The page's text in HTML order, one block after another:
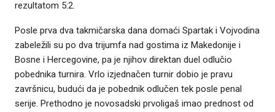
rezultatom 5:2.
Posle prva dva takmičarska dana domaći Spartak i Vojvodina
zabeležili su po dva trijumfa nad gostima iz Makedonije i
Bosne i Hercegovine, pa je njihov direktan duel odlučio
pobednika turnira. Vrlo izjednačen turnir dobio je pravu
završnicu, budući da je pobednik odlučen tek posle penal
serije. Prethodno je novosadski prvoligaš imao prednost od